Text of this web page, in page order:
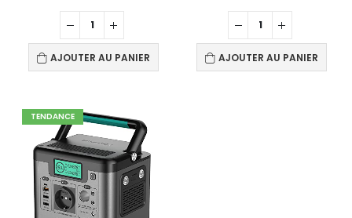
AJOUTER AU PANIER AJOUTER AU PANIER
TENDANCE